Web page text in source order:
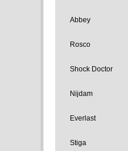
Abbey
Rosco
Shock Doctor
Nijdam
Everlast
Stiga